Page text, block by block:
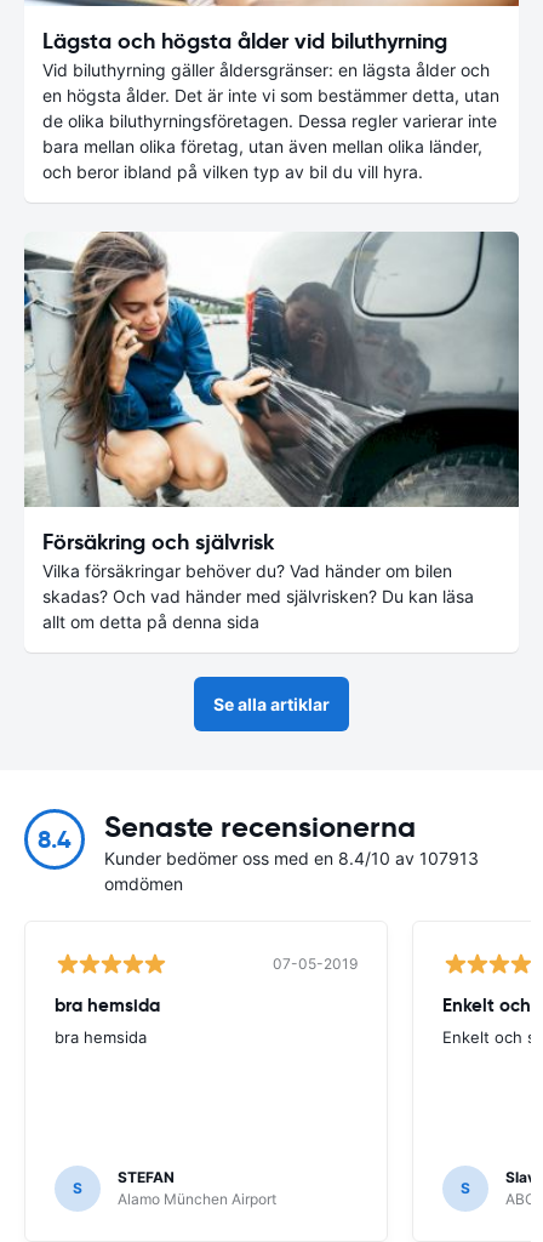
Lägsta och högsta ålder vid biluthyrning
Vid biluthyrning gäller åldersgränser: en lägsta ålder och
en högsta ålder. Det är inte vi som bestämmer detta, utan
de olika biluthyrningsföretagen. Dessa regler varierar inte
bara mellan olika företag, utan även mellan olika länder,
och beror ibland på vilken typ av bil du vill hyra.
Försäkring och självrisk
Vilka försäkringar behöver du? Vad händer om bilen
skadas? Och vad händer med självrisken? Du kan läsa
allt om detta på denna sida
Se alla artiklar
8.4 Senaste recensionerna
Kunder bedömer oss med en 8.4/10 av 107913
omdömen
07-05-2019
bra hemsida
bra hemsida
S
STEFAN
Alamo München Airport
Enkelt och
Enkelt och
S
ABC